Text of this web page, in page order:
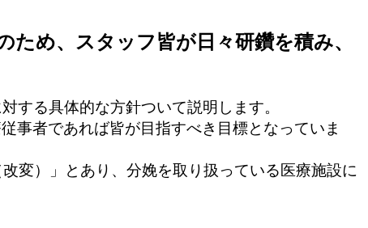
ため、スタッフ皆が日々研鑽を積み、
する具体的な方針ついて説明します。
事者であれば皆が目指すべき目標となっていま
変）」とあり、分娩を取り扱っている医療施設に